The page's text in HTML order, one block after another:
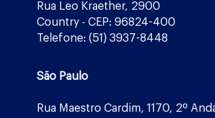
Rua Leo Kraether, 2900
Country - CEP: 96824-400
Telefone: (51) 3937-8448
São Paulo
Rua Maestro Cardim, 1170, 2º